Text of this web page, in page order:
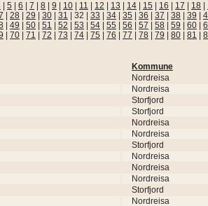
5 6 7 8 9 10 11 12 13 14 15 16 17 18
28 29 30 31 32 33 34 35 36 37 38 39
49 50 51 52 53 54 55 56 57 58 59 60
70 71 72 73 74 75 76 77 78 79 80 81
Kommune
Nordreisa
Nordreisa
Storfjord
Storfjord
Nordreisa
Nordreisa
Storfjord
Nordreisa
Nordreisa
Nordreisa
Storfjord
Nordreisa